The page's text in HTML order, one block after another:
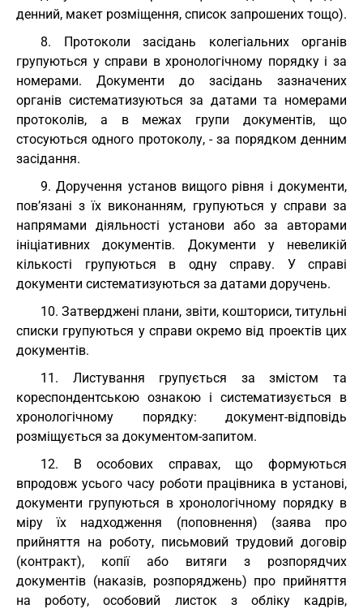
денний, макет розміщення, список запрошених тощо).
8. Протоколи засідань колегіальних органів
групуються у справи в хронологічному порядку і за
номерами. Документи до засідань зазначених
органів систематизуються за датами та номерами
протоколів, а в межах групи документів, що
стосуються одного протоколу, - за порядком денним
засідання.
9. Доручення установ вищого рівня і документи,
пов’язані з їх виконанням, групуються у справи за
напрямами діяльності установи або за авторами
ініціативних документів. Документи у невеликій
кількості групуються в одну справу. У справі
документи систематизуються за датами доручень.
10. Затверджені плани, звіти, кошториси, титульні
списки групуються у справи окремо від проектів цих
документів.
11. Листування групується за змістом та
кореспондентською ознакою і систематизується в
хронологічному порядку: документ-відповідь
розміщується за документом-запитом.
12. В особових справах, що формуються
впродовж усього часу роботи працівника в установі,
документи групуються в хронологічному порядку в
міру їх надходження (поповнення) (заява про
прийняття на роботу, письмовий трудовий договір
(контракт), копії або витяги з розпорядчих
документів (наказів, розпоряджень) про прийняття
на роботу, особовий листок з обліку кадрів,